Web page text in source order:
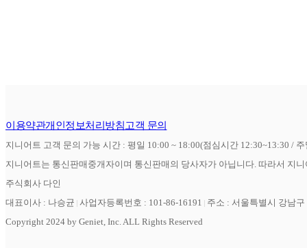
이용약관개인정보처리방침고객 문의
지니어트 고객 문의 가능 시간 : 평일 10:00 ~ 18:00(점심시간 12:30~13:30 /
지니어트는 통신판매중개자이며 통신판매의 당사자가 아닙니다. 따라서 지
주식회사 다인
대표이사 : 나승균 사업자등록번호 : 101-86-16191
주소 : 서울특별시 강남
Copyright 2024 by Geniet, Inc. ALL Rights Reserved